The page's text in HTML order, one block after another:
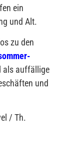
ein
und Alt.
zu den
als auffällige
und
/ Th.